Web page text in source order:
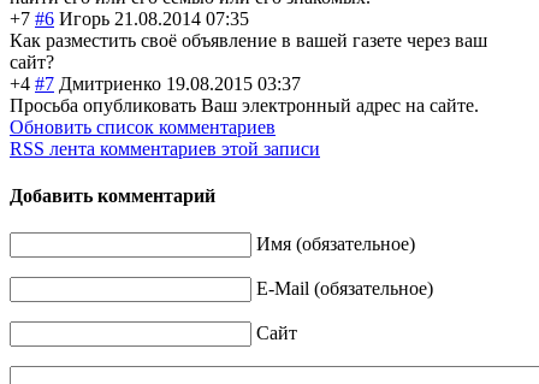
+7 #6 Игорь 21.08.2014 07:35
Как разместить своё объявление в вашей газете через ваш
сайт?
+4 #7 Дмитриенко 19.08.2015 03:37
Просьба опубликовать Ваш электронный адрес на сайте.
Обновить список комментариев
RSS лента комментариев этой записи
Добавить комментарий
Имя (обязательное)
E-Mail (обязательное)
Сайт